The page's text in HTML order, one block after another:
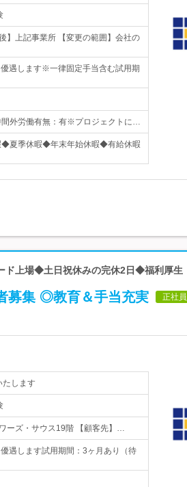
】上記事業所 【変更の範囲】会社の
遇します※一律固定手当含む試用期
外労働有無：有※プロジェクトに…
夏季休暇◆年末年始休暇◆有給休暇
ド上場◆土日祝休みの完休2日◆福利厚生
募集 ◎教育＆手当充実 正社員
たします
ーズ・サウス19階 【顧客先】…
遇します試用期間：3ヶ月あり（待